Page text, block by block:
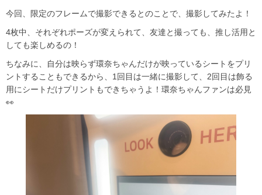
今回、限定のフレームで撮影できるとのことで、撮影してみたよ！
4枚中、それぞれポーズが変えられて、友達と撮っても、推し活用と
しても楽しめるの！
ちなみに、自分は映らず環奈ちゃんだけが映っているシートをプリ
ントすることもできるから、1回目は一緒に撮影して、2回目は飾る
用にシートだけプリントもできちゃうよ！環奈ちゃんファンは必見
👀